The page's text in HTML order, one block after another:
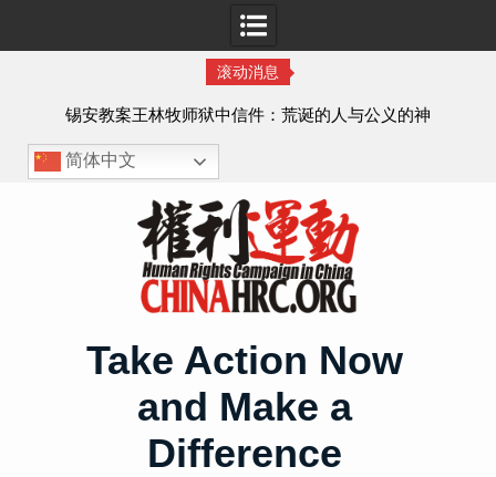
滚动消息
锡安教案王林牧师狱中信件：荒诞的人与公义的神
简体中文
Take Action Now
and Make a
Difference